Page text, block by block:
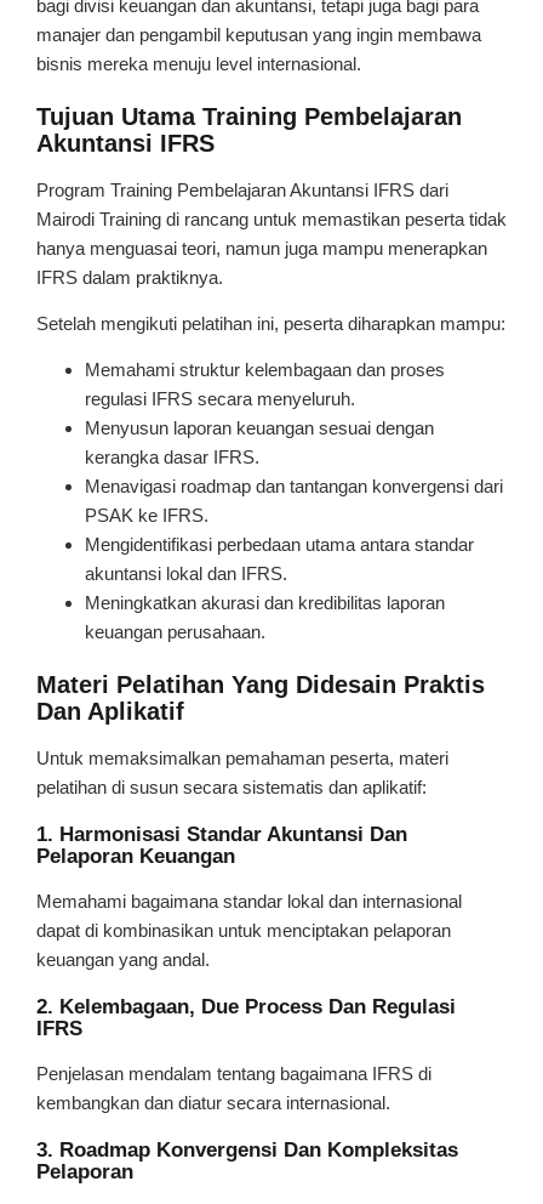
bagi divisi keuangan dan akuntansi, tetapi juga bagi para
manajer dan pengambil keputusan yang ingin membawa
bisnis mereka menuju level internasional.
Tujuan Utama Training Pembelajaran
Akuntansi IFRS
Program Training Pembelajaran Akuntansi IFRS dari
Mairodi Training di rancang untuk memastikan peserta tidak
hanya menguasai teori, namun juga mampu menerapkan
IFRS dalam praktiknya.
Setelah mengikuti pelatihan ini, peserta diharapkan mampu:
Memahami struktur kelembagaan dan proses
regulasi IFRS secara menyeluruh.
Menyusun laporan keuangan sesuai dengan
kerangka dasar IFRS.
Menavigasi roadmap dan tantangan konvergensi dari
PSAK ke IFRS.
Mengidentifikasi perbedaan utama antara standar
akuntansi lokal dan IFRS.
Meningkatkan akurasi dan kredibilitas laporan
keuangan perusahaan.
Materi Pelatihan Yang Didesain Praktis
Dan Aplikatif
Untuk memaksimalkan pemahaman peserta, materi
pelatihan di susun secara sistematis dan aplikatif:
1. Harmonisasi Standar Akuntansi Dan
Pelaporan Keuangan
Memahami bagaimana standar lokal dan internasional
dapat di kombinasikan untuk menciptakan pelaporan
keuangan yang andal.
2. Kelembagaan, Due Process Dan Regulasi
IFRS
Penjelasan mendalam tentang bagaimana IFRS di
kembangkan dan diatur secara internasional.
3. Roadmap Konvergensi Dan Kompleksitas
Pelaporan